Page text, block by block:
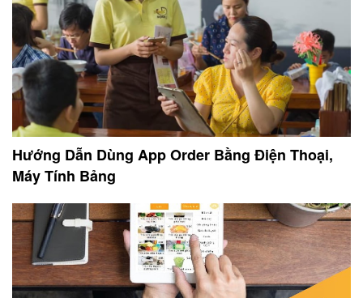
Hướng Dẫn Dùng App Order Bằng Điện Thoại,
Máy Tính Bảng